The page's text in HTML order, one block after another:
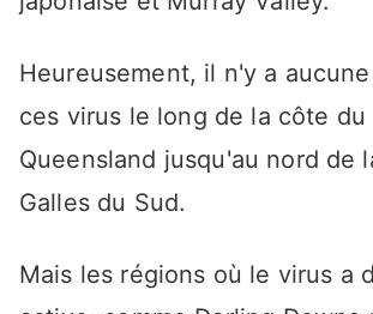
Heureusement, il n'y a
ces virus le long de la côte
Queensland jusqu'au nord de
Galles du Sud.
Mais les régions où le virus a